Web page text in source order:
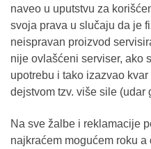
naveo u uputstvu za
svoja prava u slučaju da je
neispravan proizvod
nije ovlašćeni serviser, ako
upotrebu i tako izazvao
dejstvom tzv. više sile (udar
Na sve žalbe i reklamacije
najkraćem mogućem roku